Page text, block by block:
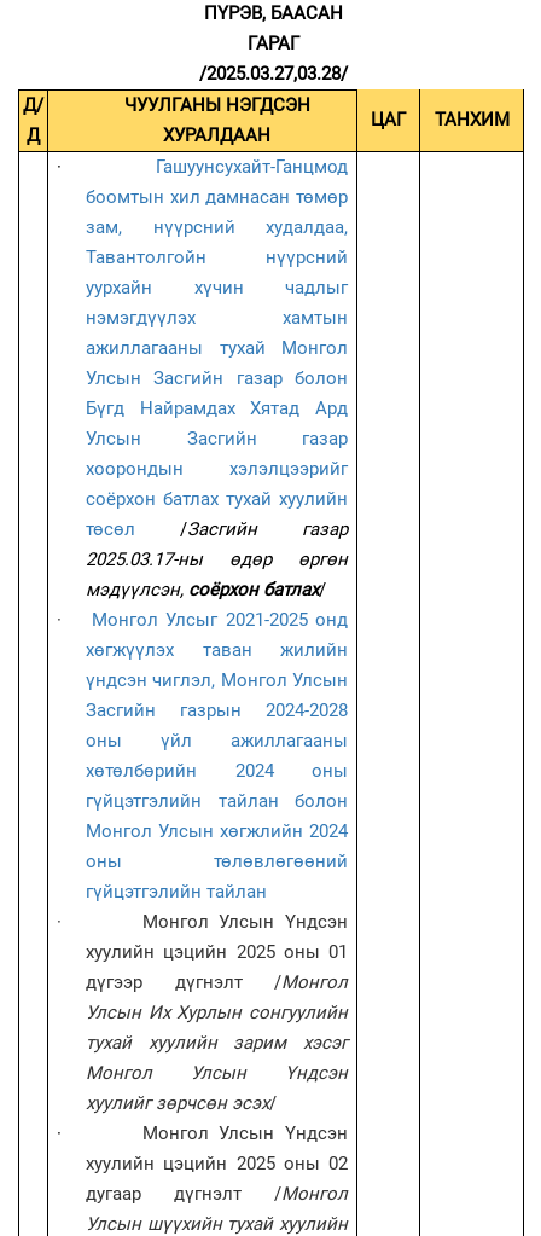
ПҮРЭВ, БААСАН
ГАРАГ
/2025.03.27,03.28/
Д/
Д
ЧУУЛГАНЫ НЭГДСЭН
ХУРАЛДААН
ЦАГ ТАНХИМ
·
Гашуунсухайт-Ганцмод
боомтын хил дамнасан төмөр
зам, нүүрсний худалдаа,
Тавантолгойн нүүрсний
уурхайн хүчин чадлыг
нэмэгдүүлэх хамтын
ажиллагааны тухай Монгол
Улсын Засгийн газар болон
Бүгд Найрамдах Хятад Ард
Улсын Засгийн газар
хоорондын хэлэлцээрийг
соёрхон батлах тухай хуулийн
төсөл
/Засгийн газар
2025.03.17-ны өдөр өргөн
мэдүүлсэн, соёрхон батлах/
·
Монгол Улсыг 2021-2025 онд
хөгжүүлэх таван жилийн
үндсэн чиглэл, Монгол Улсын
Засгийн газрын 2024-2028
оны үйл ажиллагааны
хөтөлбөрийн 2024 оны
гүйцэтгэлийн тайлан болон
Монгол Улсын хөгжлийн 2024
оны төлөвлөгөөний
гүйцэтгэлийн тайлан
·
Монгол Улсын Үндсэн
хуулийн цэцийн 2025 оны 01
дүгээр дүгнэлт /Монгол
Улсын Их Хурлын сонгуулийн
тухай хуулийн зарим хэсэг
Монгол Улсын Үндсэн
хуулийг зөрчсөн эсэх/
·
Монгол Улсын Үндсэн
хуулийн цэцийн 2025 оны 02
дугаар дүгнэлт /Монгол
Улсын шүүхийн тухай хуулийн